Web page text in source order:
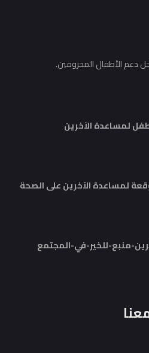
دعم الأطفال المحرومين.
لمساعدة الآخرين
لمساعدة الآخرين على الصحة
منبع-للخير-في-المجتمع